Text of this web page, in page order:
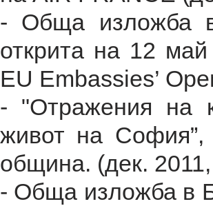
- Обща изложба в
открита на 12
EU Embassies’
- "Отражения на
живот на София”,
община. (дек.
- Обща изложба в